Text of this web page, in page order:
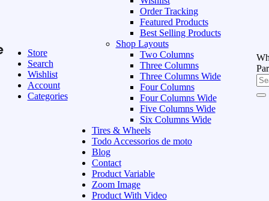
Store
Search
Wishlist
Account
Categories
Order Tracking
Featured Products
Best Selling Products
Shop Layouts
Two Columns
Three Columns
Three Columns Wide
Four Columns
Four Columns Wide
Five Columns Wide
Six Columns Wide
Tires & Wheels
Todo Accessorios de moto
Blog
Contact
Product Variable
Zoom Image
Product With Video